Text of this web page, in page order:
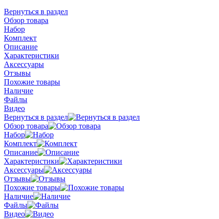
Вернуться в раздел
Обзор товара
Набор
Комплект
Описание
Характеристики
Аксессуары
Отзывы
Похожие товары
Наличие
Файлы
Видео
Вернуться в раздел
Обзор товара
Набор
Комплект
Описание
Характеристики
Аксессуары
Отзывы
Похожие товары
Наличие
Файлы
Видео